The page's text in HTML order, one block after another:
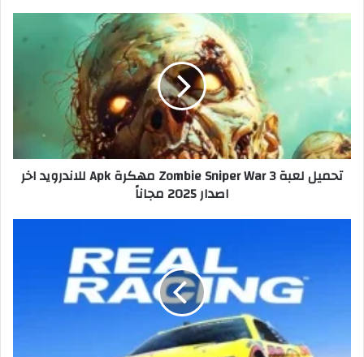
تحميل لعبة Zombie Sniper War 3 مهكرة Apk للاندرويد اخر
اصدار 2025 مجاناً